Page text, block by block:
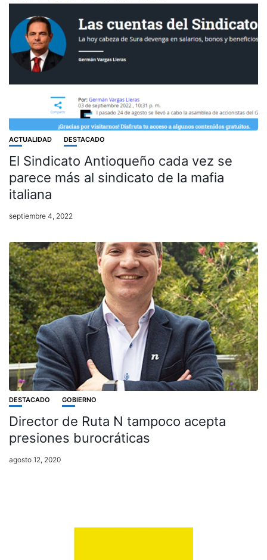
ACTUALIDAD DESTACADO
El Sindicato Antioqueño cada vez se
parece más al sindicato de la mafia
italiana
septiembre 4, 2022
DESTACADO GOBIERNO
Director de Ruta N tampoco acepta
presiones burocráticas
agosto 12, 2020